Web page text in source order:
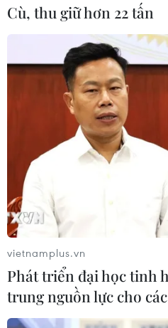
Lãnh đạo Cơ quan
Quốc chính thức bị
31/12/2016 01:30
Các công tố viên đặc biệt
ông Moon Hyung-pyo,
Quốc gia, để phục vụ cho
liên quan đến Tổng thống
Cù, thu giữ hơn 22 tấn
vietnamplus.vn
Phát triển đại học tinh
trung nguồn lực cho